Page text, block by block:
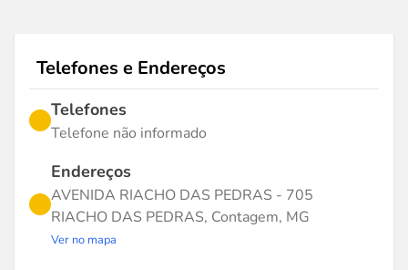
Telefones e Endereços
Telefones
Telefone não informado
Endereços
AVENIDA RIACHO DAS PEDRAS - 705
RIACHO DAS PEDRAS, Contagem, MG
Ver no mapa